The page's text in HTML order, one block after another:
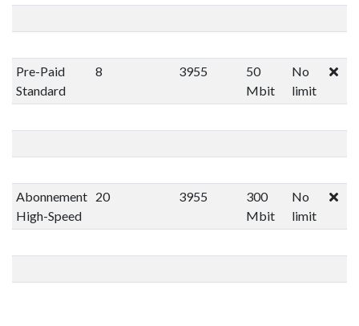
Pre-Paid
Standard
8 3955
50
Mbit
No
limit
Abonnement
High-Speed
20 3955
300
Mbit
No
limit